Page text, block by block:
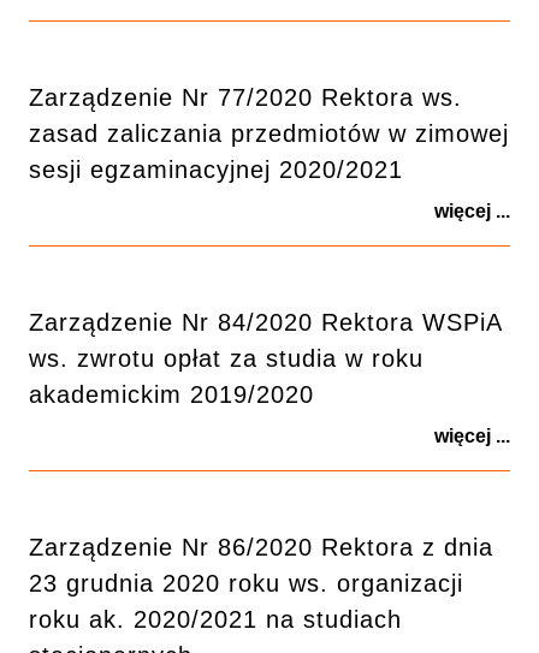
Zarządzenie Nr 77/2020 Rektora ws.
zasad zaliczania przedmiotów w zimowej
sesji egzaminacyjnej 2020/2021
więcej ...
Zarządzenie Nr 84/2020 Rektora WSPiA
ws. zwrotu opłat za studia w roku
akademickim 2019/2020
więcej ...
Zarządzenie Nr 86/2020 Rektora z dnia
23 grudnia 2020 roku ws. organizacji
roku ak. 2020/2021 na studiach